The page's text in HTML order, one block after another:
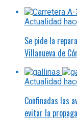
Actualidad
Se pide la
Villanueva de
Actualidad
Confinadas las
evitar la